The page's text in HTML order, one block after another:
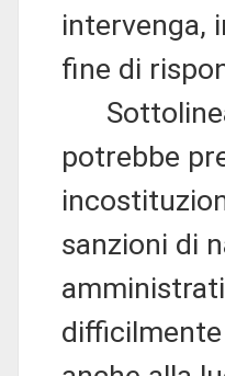
intervenga,
fine di
potrebbe
sanzioni di